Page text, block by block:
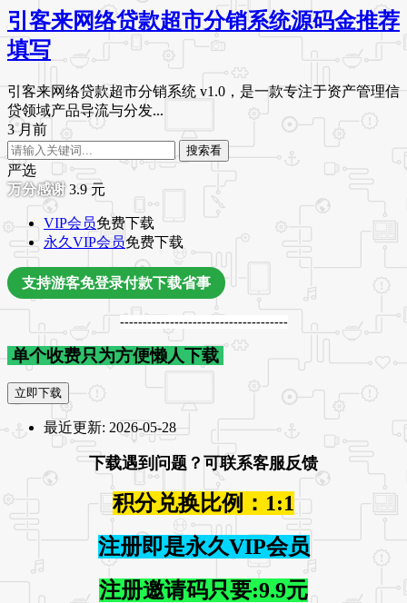
引客来网络贷款超市分销系统源码金推荐
填写
引客来网络贷款超市分销系统 v1.0，是一款专注于资产管理信
贷领域产品导流与分发...
3 月前
搜索看
严选
3.9元
VIP会员免费下载
永久VIP会员免费下载
支持游客免登录付款下载省事
-------------------------------------
单个收费只为方便懒人下载
立即下载
最近更新: 2026-05-28
下载遇到问题？可联系客服反馈
积分兑换比例：1:1
注册即是永久VIP会员
注册邀请码只要:9.9元